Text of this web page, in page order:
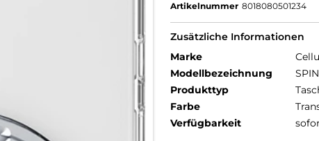
Artikelnummer 8018080501234
Zusätzliche Informationen
Marke
Modellbezeichnung
Produkttyp
Farbe
Verfügbarkeit